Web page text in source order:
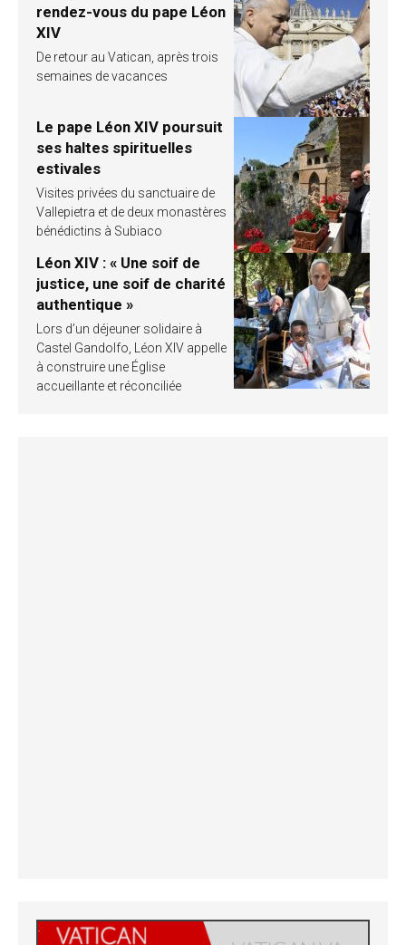
rendez-vous du pape Léon
XIV
De retour au Vatican, après trois
semaines de vacances
Le pape Léon XIV poursuit
ses haltes spirituelles
estivales
Visites privées du sanctuaire de
Vallepietra et de deux monastères
bénédictins à Subiaco
Léon XIV : « Une soif de
justice, une soif de charité
authentique »
Lors d’un déjeuner solidaire à
Castel Gandolfo, Léon XIV appelle
à construire une Église
accueillante et réconciliée